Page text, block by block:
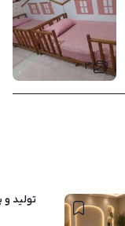
۳
تولید